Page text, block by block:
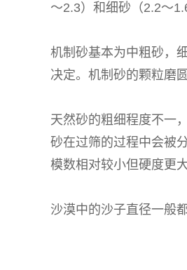
～2.3）和细砂（2.2～
机制砂基本为中粗砂，
决定。机制砂的颗粒磨
天然砂的粗细程度不一
砂在过筛的过程中会被
模数相对较小但硬度更
沙漠中的沙子直径一般